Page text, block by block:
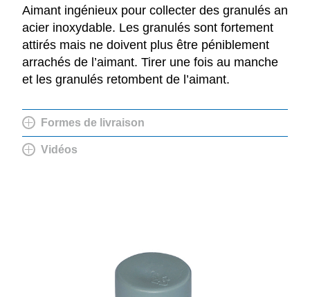
Aimant ingénieux pour collecter des granulés an
acier inoxydable. Les granulés sont fortement
attirés mais ne doivent plus être péniblement
arrachés de l’aimant. Tirer une fois au manche
et les granulés retombent de l’aimant.
Formes de livraison
Vidéos